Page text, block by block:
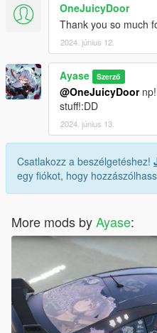
OneJuicyDoor
Thank you so much
2024. június 12.
Ayase Szerző
@OneJuicyDoor
stuff!:DD
2024. június 13.
Csatlakozz a beszélgetéshez!
egy fiókot, hogy
More mods byAyase: